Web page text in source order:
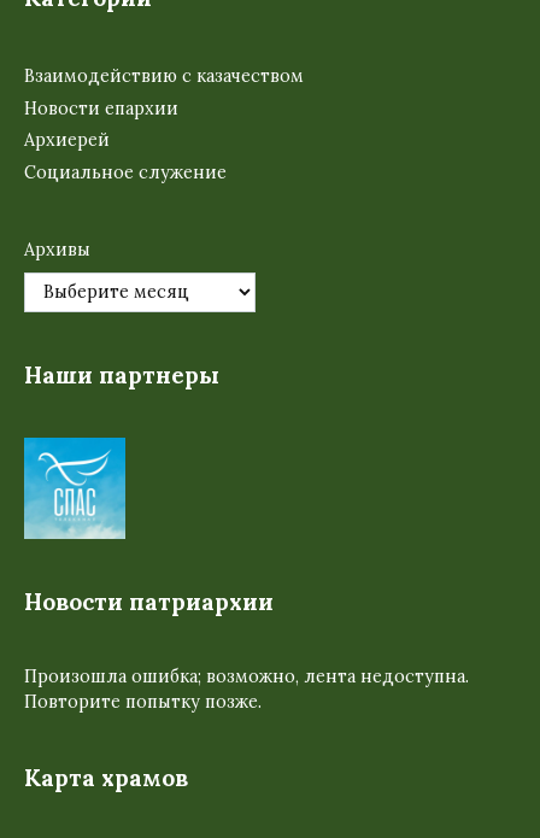
Взаимодействию с казачеством
Новости епархии
Архиерей
Социальное служение
Архивы
Наши партнеры
Новости патриархии
Произошла ошибка; возможно, лента недоступна.
Повторите попытку позже.
Карта храмов